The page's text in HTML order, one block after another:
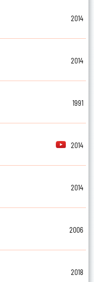
2014
2014
1991
2014
2014
2006
2018